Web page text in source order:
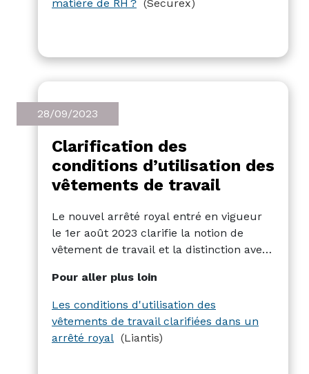
matière de RH ? (Securex)
28/09/2023
Clarification des
conditions d’utilisation des
vêtements de travail
Le nouvel arrêté royal entré en vigueur
le 1er août 2023 clarifie la notion de
vêtement de travail et la distinction avec
individuelle (EPI) et les vêtements
"mixtes".
Pour aller plus loin
Les conditions d'utilisation des
vêtements de travail clarifiées dans un
arrêté royal (Liantis)